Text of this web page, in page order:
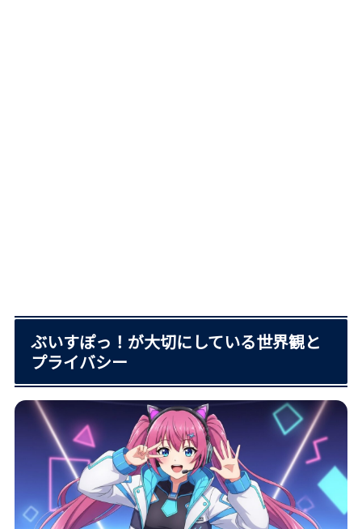
ぶいすぽっ！が大切にしている世界観と
プライバシー